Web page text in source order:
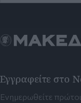
Εγγραφείτε στο
Ενημερωθείτε